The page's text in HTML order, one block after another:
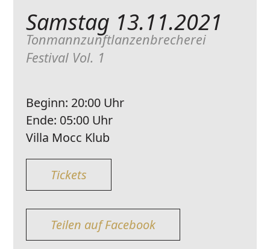
Samstag 13.11.2021
Tonmannzunftlanzenbrecherei
Festival Vol. 1
Beginn: 20:00 Uhr
Ende: 05:00 Uhr
Villa Mocc Klub
Tickets
Teilen auf Facebook